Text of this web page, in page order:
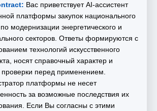
Вас приветствует AI-ассистент
платформы закупок национального
модернизации энергетического и
секторов. Ответы формируются с
технологий искусственного
носят справочный характер и
перед применением.
платформы не несет
за возможные последствия их
Если Вы согласны с этими
коммунальное предприятие на
ведения "Текелі Су
города Текели
заявок:
закупок:
приема заявок: